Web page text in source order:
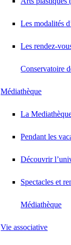
Les modalités
Les rendez-
Conservatoire
Médiathèque
La
Pendant les
Découvrir
Spectacles et
Médiathèque
Vie associative